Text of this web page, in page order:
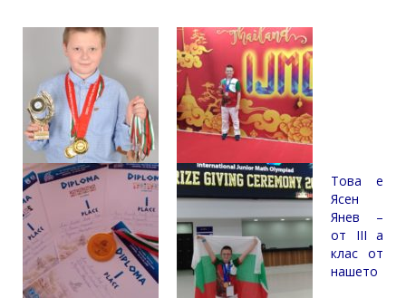
Това е
Ясен
Янев –
от III а
клас от
нашето